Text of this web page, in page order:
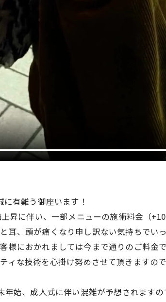
に有難う御座います！
昇に伴い、一部メニューの施術料金（
耳、頭が痛くなり申し訳ない気持ちで
様におかれましては今まで通りのご料金
ィな技術を心掛け努めさせて頂きますの
年始、成人式に伴い混雑が予想されます